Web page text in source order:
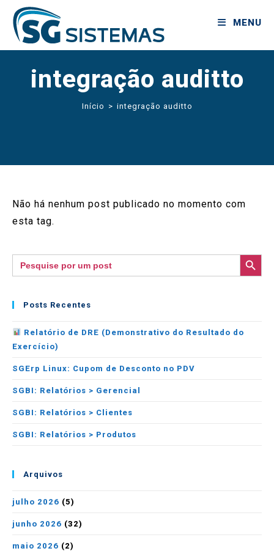
MENU
integração auditto
Início > integração auditto
Não há nenhum post publicado no momento com
esta tag.
Search
for:
SEARCH BUTTON
Posts Recentes
Relatório de DRE (Demonstrativo do Resultado do
Exercício)
SGErp Linux: Cupom de Desconto no PDV
SGBI: Relatórios > Gerencial
SGBI: Relatórios > Clientes
SGBI: Relatórios > Produtos
Arquivos
julho 2026 (5)
junho 2026 (32)
maio 2026 (2)